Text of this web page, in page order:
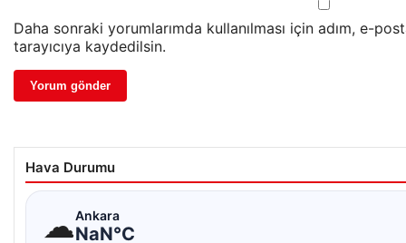
Daha sonraki yorumlarımda kullanılması için adım, e-
tarayıcıya kaydedilsin.
Hava Durumu
☁Ankara
NaN°C